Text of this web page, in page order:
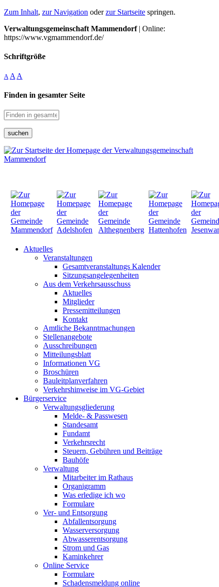
Zum Inhalt, zur Navigation oderzur Startseite springen.
Verwaltungsgemeinschaft Mammendorf| Online:
https://www.vgmammendorf.de/
Schriftgröße
A A A
Finden in gesamter Seite
suchen
Aktuelles
Veranstaltungen
Gesamtveranstaltungs Kalender
Sitzungsangelegenheiten
Aus dem Verkehrsausschuss
Aktuelles
Mitglieder
Pressemitteilungen
Kontakt
Amtliche Bekanntmachungen
Stellenangebote
Ausschreibungen
Mitteilungsblatt
Informationen VG
Broschüren
Bauleitplanverfahren
Verkehrshinweise im VG-Gebiet
Bürgerservice
Verwaltungsgliederung
Melde- & Passwesen
Standesamt
Fundamt
Verkehrsrecht
Steuern, Gebühren und Beiträge
Bauhöfe
Verwaltung
Mitarbeiter im Rathaus
Organigramm
Was erledige ich wo
Formulare
Ver- und Entsorgung
Abfallentsorgung
Wasserversorgung
Abwasserentsorgung
Strom und Gas
Kaminkehrer
Online Service
Formulare
Schadensmeldung online